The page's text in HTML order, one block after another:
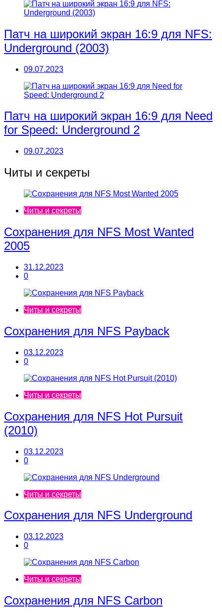
Патч на широкий экран 16:9 для NFS:
Underground (2003)
09.07.2023
Патч на широкий экран 16:9 для Need
for Speed: Underground 2
09.07.2023
Читы и секреты
Читы и секреты
Сохранения для NFS Most Wanted
2005
31.12.2023
0
Читы и секреты
Сохранения для NFS Payback
03.12.2023
0
Читы и секреты
Сохранения для NFS Hot Pursuit
(2010)
03.12.2023
0
Читы и секреты
Сохранения для NFS Underground
03.12.2023
0
Читы и секреты
Сохранения для NFS Сarbon